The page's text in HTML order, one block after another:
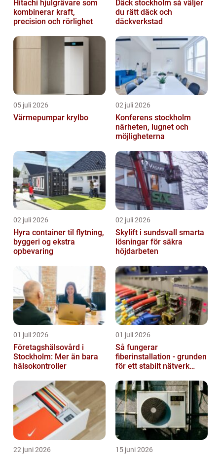
Hitachi hjulgrävare som
kombinerar kraft,
precision och rörlighet
Däck stockholm så väljer
du rätt däck och
däckverkstad
05 juli 2026
Värmepumpar krylbo
02 juli 2026
Konferens stockholm
närheten, lugnet och
möjligheterna
02 juli 2026
Hyra container til flytning,
byggeri og ekstra
opbevaring
02 juli 2026
Skylift i sundsvall smarta
lösningar för säkra
höjdarbeten
01 juli 2026
Företagshälsovård i
Stockholm: Mer än bara
hälsokontroller
01 juli 2026
Så fungerar
fiberinstallation - grunden
för ett stabilt nätverk
22 juni 2026 15 juni 2026